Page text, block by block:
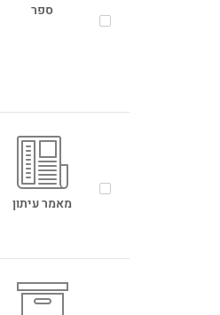
ספר
מאמר עיתון